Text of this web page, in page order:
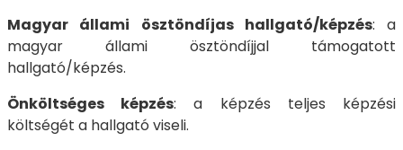
Magyar állami ösztöndíjas hallgató/képzés: a
magyar állami ösztöndíjjal támogatott
hallgató/képzés.
Önköltséges képzés: a képzés teljes képzési
költségét a hallgató viseli.